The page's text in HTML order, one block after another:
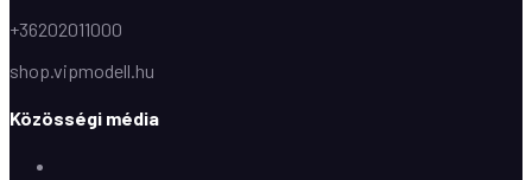
+36202011000
shop.vipmodell.hu
Közösségi média